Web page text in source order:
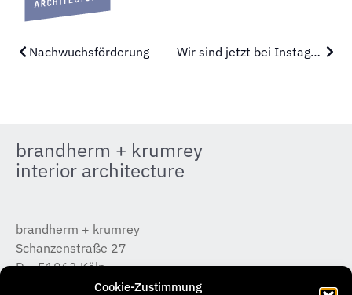
Cookie-Zustimmung
Wir sind jetzt bei Instagram
Nachwuchsförderung
brandherm + krumrey
interior architecture
brandherm + krumrey
Schanzenstraße 27
D – 51063 Köln
T +49 (0) 221 / 933 315 – 0